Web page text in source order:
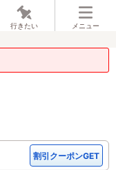
行きたい メニュー
割引クーポンGET